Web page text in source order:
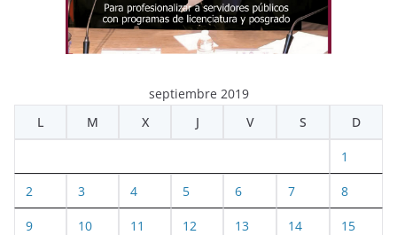
septiembre 2019
L
M X J V S D
1
2 3 4 5 6 7 8
9 10 11 12 13 14 15